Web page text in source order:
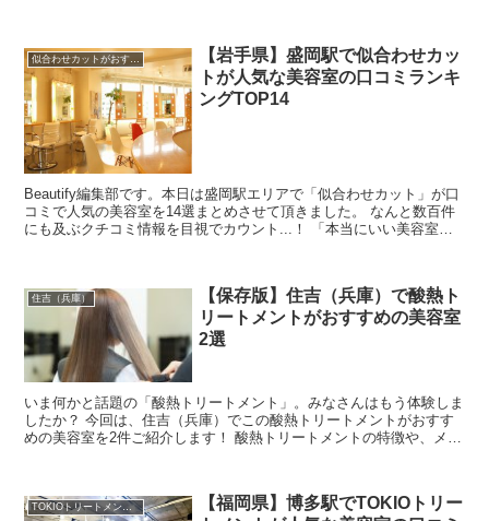
似合わせカットがおすすめ
【岩手県】盛岡駅で似合わせカッ
トが人気な美容室の口コミランキ
ングTOP14
Beautify編集部です。本日は盛岡駅エリアで「似合わせカット」が口
コミで人気の美容室を14選まとめさせて頂きました。 なんと数百件
にも及ぶクチコミ情報を目視でカウント...！ 「本当にいい美容室の
住吉（兵庫）
【保存版】住吉（兵庫）で酸熱ト
リートメントがおすすめの美容室
2選
いま何かと話題の「酸熱トリートメント」。みなさんはもう体験しま
したか？ 今回は、住吉（兵庫）でこの酸熱トリートメントがおすす
めの美容室を2件ご紹介します！ 酸熱トリートメントの特徴や、メリ
TOKIOトリートメントがおすすめ
【福岡県】博多駅でTOKIOトリー